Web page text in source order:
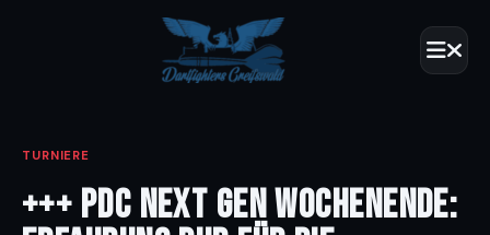
TURNIERE
+++ PDC NEXT GEN WOCHENENDE: